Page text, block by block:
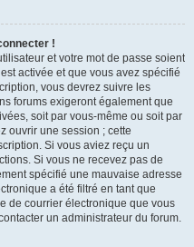
!
et votre mot de passe soient
activée et que vous avez spécifié
vous devrez suivre les
forums exigeront également que
soit par vous-même ou soit par
ouvrir une session ; cette
Si vous aviez reçu un
Si vous ne recevez pas de
spécifié une mauvaise adresse
a été filtré en tant que
de courrier électronique que vous
un administrateur du forum.